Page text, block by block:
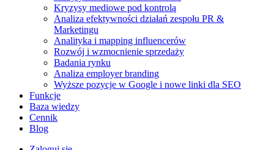
Kryzysy mediowe pod kontrolą
Analiza efektywności działań zespołu PR &
Marketingu
Analityka i mapping influencerów
Rozwój i wzmocnienie sprzedaży
Badania rynku
Analiza employer branding
Wyższe pozycje w Google i nowe linki dla SEO
Funkcje
Baza wiedzy
Cennik
Blog